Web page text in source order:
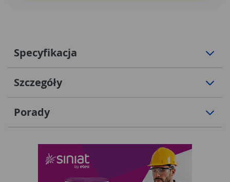
Specyfikacja
Szczegóły
Porady